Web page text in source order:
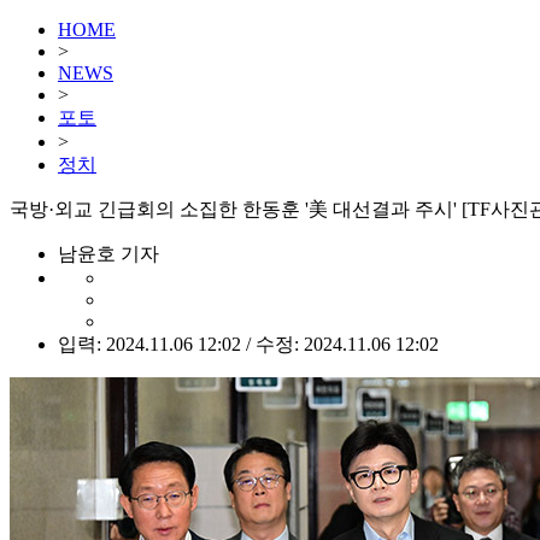
HOME
>
NEWS
>
포토
>
정치
국방·외교 긴급회의 소집한 한동훈 '美 대선결과 주시' [TF사진
남윤호 기자
입력: 2024.11.06 12:02 / 수정: 2024.11.06 12:02